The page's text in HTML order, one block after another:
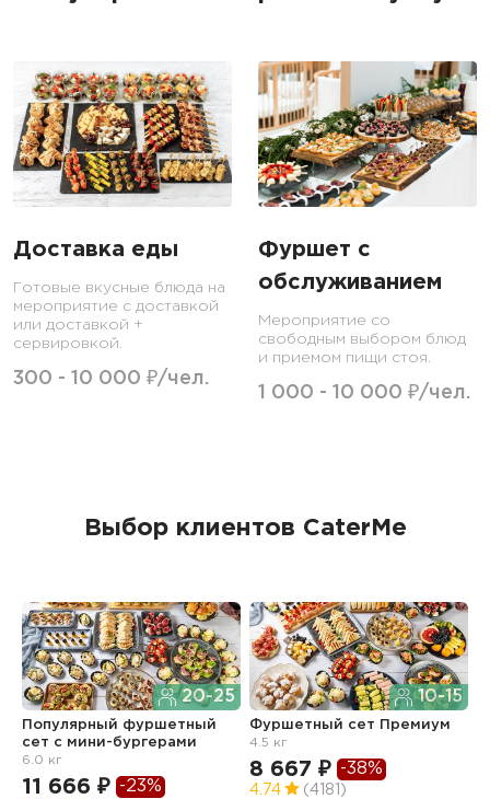
Доставка еды
Готовые вкусные блюда на
мероприятие с доставкой
или доставкой +
сервировкой.
300 - 10 000 ₽/чел.
Фуршет с
обслуживанием
Мероприятие со
свободным выбором блюд
и приемом пищи стоя.
1 000 - 10 000 ₽/чел.
Выбор клиентов CaterMe
20-25
Популярный фуршетный
сет c мини-бургерами
6.0 кг
11 666 ₽ -23%
10-15
Фуршетный сет Премиум
4.5 кг
8 667 ₽ -38%
4.74 (4181)